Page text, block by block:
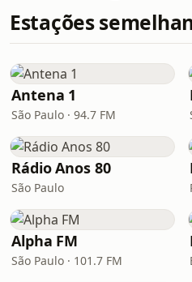
Estações
Antena 1
São Paulo · 94.7 FM
Rádio Anos 80
São Paulo
Alpha FM
São Paulo · 101.7 FM